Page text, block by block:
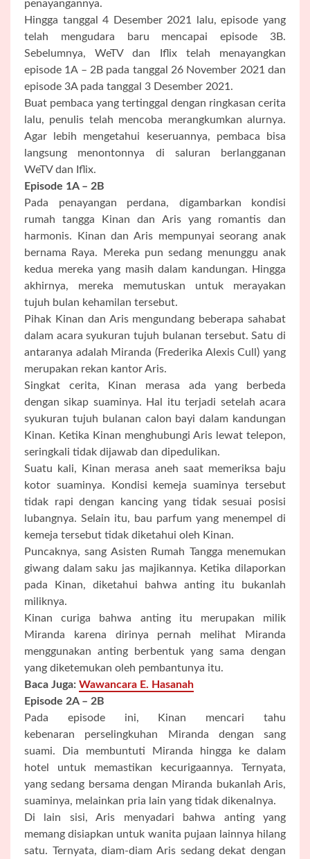
penayangannya.
Hingga tanggal 4 Desember 2021 lalu, episode yang
telah mengudara baru mencapai episode 3B.
Sebelumnya, WeTV dan Iflix telah menayangkan
episode 1A – 2B pada tanggal 26 November 2021 dan
episode 3A pada tanggal 3 Desember 2021.
Buat pembaca yang tertinggal dengan ringkasan cerita
lalu, penulis telah mencoba merangkumkan alurnya.
Agar lebih mengetahui keseruannya, pembaca bisa
langsung menontonnya di saluran berlangganan
WeTV dan Iflix.
Episode 1A – 2B
Pada penayangan perdana, digambarkan kondisi
rumah tangga Kinan dan Aris yang romantis dan
harmonis. Kinan dan Aris mempunyai seorang anak
bernama Raya. Mereka pun sedang menunggu anak
kedua mereka yang masih dalam kandungan. Hingga
akhirnya, mereka memutuskan untuk merayakan
tujuh bulan kehamilan tersebut.
Pihak Kinan dan Aris mengundang beberapa sahabat
dalam acara syukuran tujuh bulanan tersebut. Satu di
antaranya adalah Miranda (Frederika Alexis Cull) yang
merupakan rekan kantor Aris.
Singkat cerita, Kinan merasa ada yang berbeda
dengan sikap suaminya. Hal itu terjadi setelah acara
syukuran tujuh bulanan calon bayi dalam kandungan
Kinan. Ketika Kinan menghubungi Aris lewat telepon,
seringkali tidak dijawab dan dipedulikan.
Suatu kali, Kinan merasa aneh saat memeriksa baju
kotor suaminya. Kondisi kemeja suaminya tersebut
tidak rapi dengan kancing yang tidak sesuai posisi
lubangnya. Selain itu, bau parfum yang menempel di
kemeja tersebut tidak diketahui oleh Kinan.
Puncaknya, sang Asisten Rumah Tangga menemukan
giwang dalam saku jas majikannya. Ketika dilaporkan
pada Kinan, diketahui bahwa anting itu bukanlah
miliknya.
Kinan curiga bahwa anting itu merupakan milik
Miranda karena dirinya pernah melihat Miranda
menggunakan anting berbentuk yang sama dengan
yang diketemukan oleh pembantunya itu.
Baca Juga: Wawancara E. Hasanah
Episode 2A – 2B
Pada episode ini, Kinan mencari tahu
kebenaran perselingkuhan Miranda dengan sang
suami. Dia membuntuti Miranda hingga ke dalam
hotel untuk memastikan kecurigaannya. Ternyata,
yang sedang bersama dengan Miranda bukanlah Aris,
suaminya, melainkan pria lain yang tidak dikenalnya.
Di lain sisi, Aris menyadari bahwa anting yang
memang disiapkan untuk wanita pujaan lainnya hilang
satu. Ternyata, diam-diam Aris sedang dekat dengan